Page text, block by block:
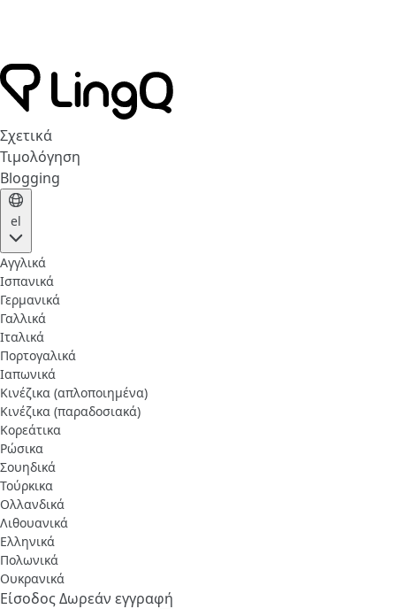
Σχετικά
Τιμολόγηση
Blogging
el
Αγγλικά
Ισπανικά
Γερμανικά
Γαλλικά
Ιταλικά
Πορτογαλικά
Ιαπωνικά
Κινέζικα (απλοποιημένα)
Κινέζικα (παραδοσιακά)
Κορεάτικα
Ρώσικα
Σουηδικά
Τούρκικα
Ολλανδικά
Λιθουανικά
Ελληνικά
Πολωνικά
Ουκρανικά
ΕίσοδοςΔωρεάν εγγραφή